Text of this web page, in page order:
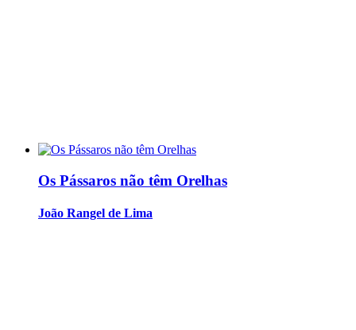
Os Pássaros não têm Orelhas
João Rangel de Lima